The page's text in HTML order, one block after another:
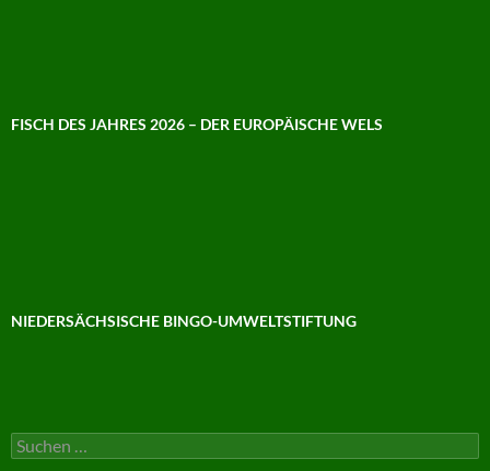
FISCH DES JAHRES 2026 – DER EUROPÄISCHE WELS
NIEDERSÄCHSISCHE BINGO-UMWELTSTIFTUNG
Suchen
nach: